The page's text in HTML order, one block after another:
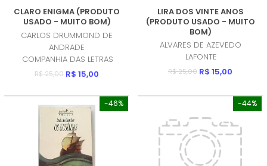
CLARO ENIGMA (PRODUTO
USADO - MUITO BOM)
CARLOS DRUMMOND DE
ANDRADE
COMPANHIA DAS LETRAS
R$ 25,00 R$ 15,00
LIRA DOS VINTE ANOS
(PRODUTO USADO - MUITO
BOM)
ALVARES DE AZEVEDO
LAFONTE
R$ 25,00 R$ 15,00
-46% -44%